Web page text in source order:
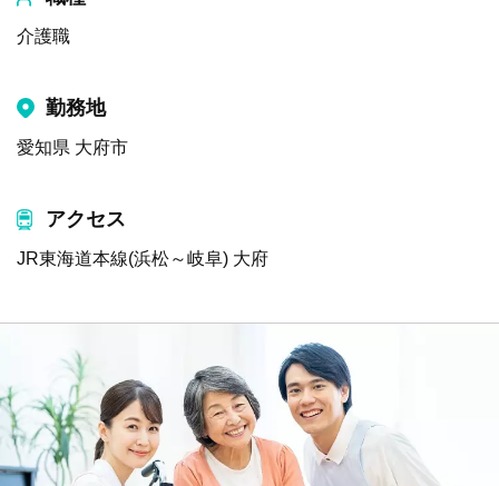
介護職
勤務地
愛知県 大府市
アクセス
JR東海道本線(浜松～岐阜) 大府